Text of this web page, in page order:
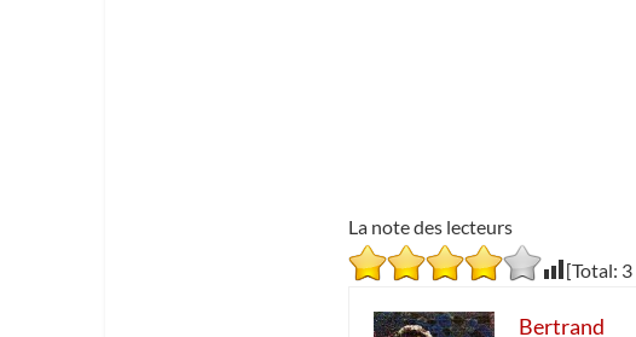
La note des lecteurs
[Total: 3
Bertrand